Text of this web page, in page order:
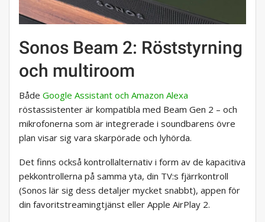
Sonos Beam 2: Röststyrning
och multiroom
Både Google Assistant och Amazon Alexa
röstassistenter är kompatibla med Beam Gen 2 – och
mikrofonerna som är integrerade i soundbarens övre
plan visar sig vara skarpörade och lyhörda.
Det finns också kontrollalternativ i form av de kapacitiva
pekkontrollerna på samma yta, din TV:s fjärrkontroll
(Sonos lär sig dess detaljer mycket snabbt), appen för
din favoritstreamingtjänst eller Apple AirPlay 2.